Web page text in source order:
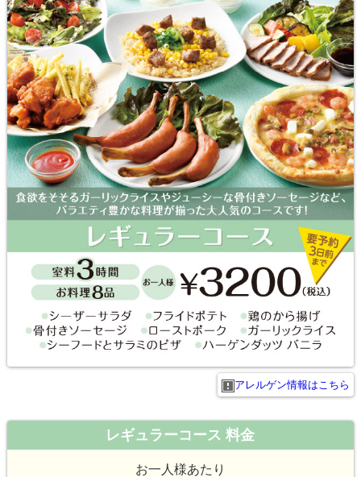
アレルゲン情報はこちら
レギュラーコース 料金
お一人様あたり